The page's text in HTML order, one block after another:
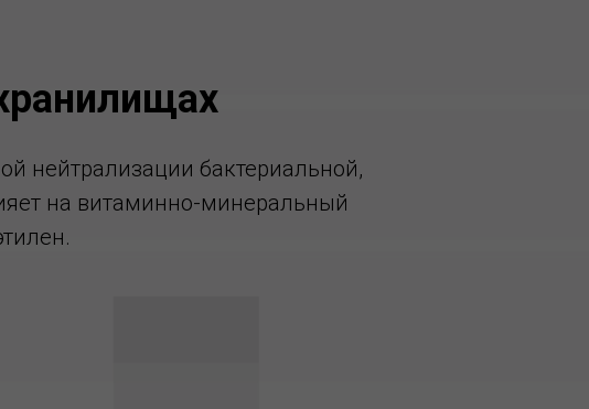
нейтрализации бактериальной,
на витаминно-минеральный